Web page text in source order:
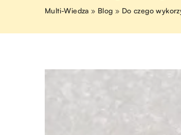
Multi-Wiedza » Blog » Do czego